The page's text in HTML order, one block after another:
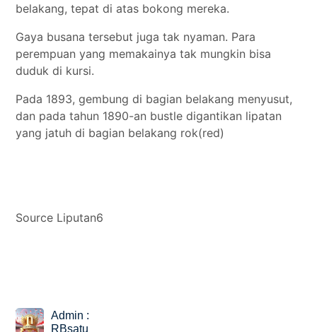
belakang, tepat di atas bokong mereka.
Gaya busana tersebut juga tak nyaman. Para
perempuan yang memakainya tak mungkin bisa
duduk di kursi.
Pada 1893, gembung di bagian belakang menyusut,
dan pada tahun 1890-an bustle digantikan lipatan
yang jatuh di bagian belakang rok(red)
Source Liputan6
Admin :
RBsatu